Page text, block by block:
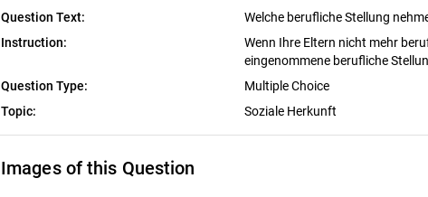
Question Text:
Welche berufliche Stellung
Instruction:
Wenn Ihre Eltern nicht mehr
eingenommene berufliche
Question Type:
Multiple Choice
Topic:
Soziale Herkunft
Images of this Question